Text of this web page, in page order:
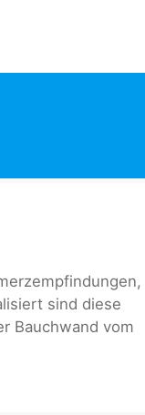
sind diese
Bauchwand vom